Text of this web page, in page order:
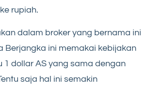
rupiah.
dalam broker yang bernama ini
Berjangka ini memakai kebijakan
1 dollar AS yang sama dengan
saja hal ini semakin